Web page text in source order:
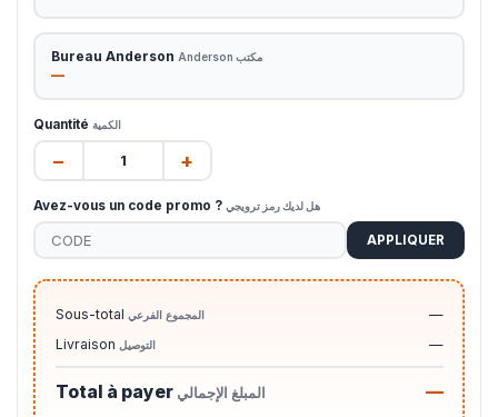
Bureau Anderson مكتب Anderson
—
Quantité الكمية
− +
Avez-vous un code promo ? هل لديك رمز ترويجي
APPLIQUER
Sous-total المجموع الفرعي
—
Livraison التوصيل —
Total à payer المبلغ الإجمالي —